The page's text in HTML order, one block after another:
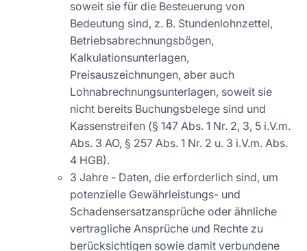
soweit sie für die Besteuerung von
Bedeutung sind, z. B. Stundenlohnzettel,
Betriebsabrechnungsbögen,
Kalkulationsunterlagen,
Preisauszeichnungen, aber auch
Lohnabrechnungsunterlagen, soweit sie
nicht bereits Buchungsbelege sind und
Kassenstreifen (§ 147 Abs. 1 Nr. 2, 3, 5 i.V.m.
Abs. 3 AO, § 257 Abs. 1 Nr. 2 u. 3 i.V.m. Abs.
4 HGB).
3 Jahre - Daten, die erforderlich sind, um
potenzielle Gewährleistungs- und
Schadensersatzansprüche oder ähnliche
vertragliche Ansprüche und Rechte zu
berücksichtigen sowie damit verbundene